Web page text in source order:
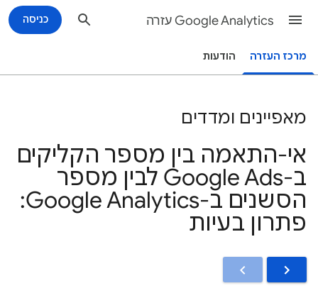
Google Analytics עזרה כניסה
מרכז העזרה הודעות
מאפיינים ומדדים
אי-התאמה בין מספר הקליקים
ב-Google Ads לבין מספר
הסשנים ב-Google Analytics:
פתרון בעיות